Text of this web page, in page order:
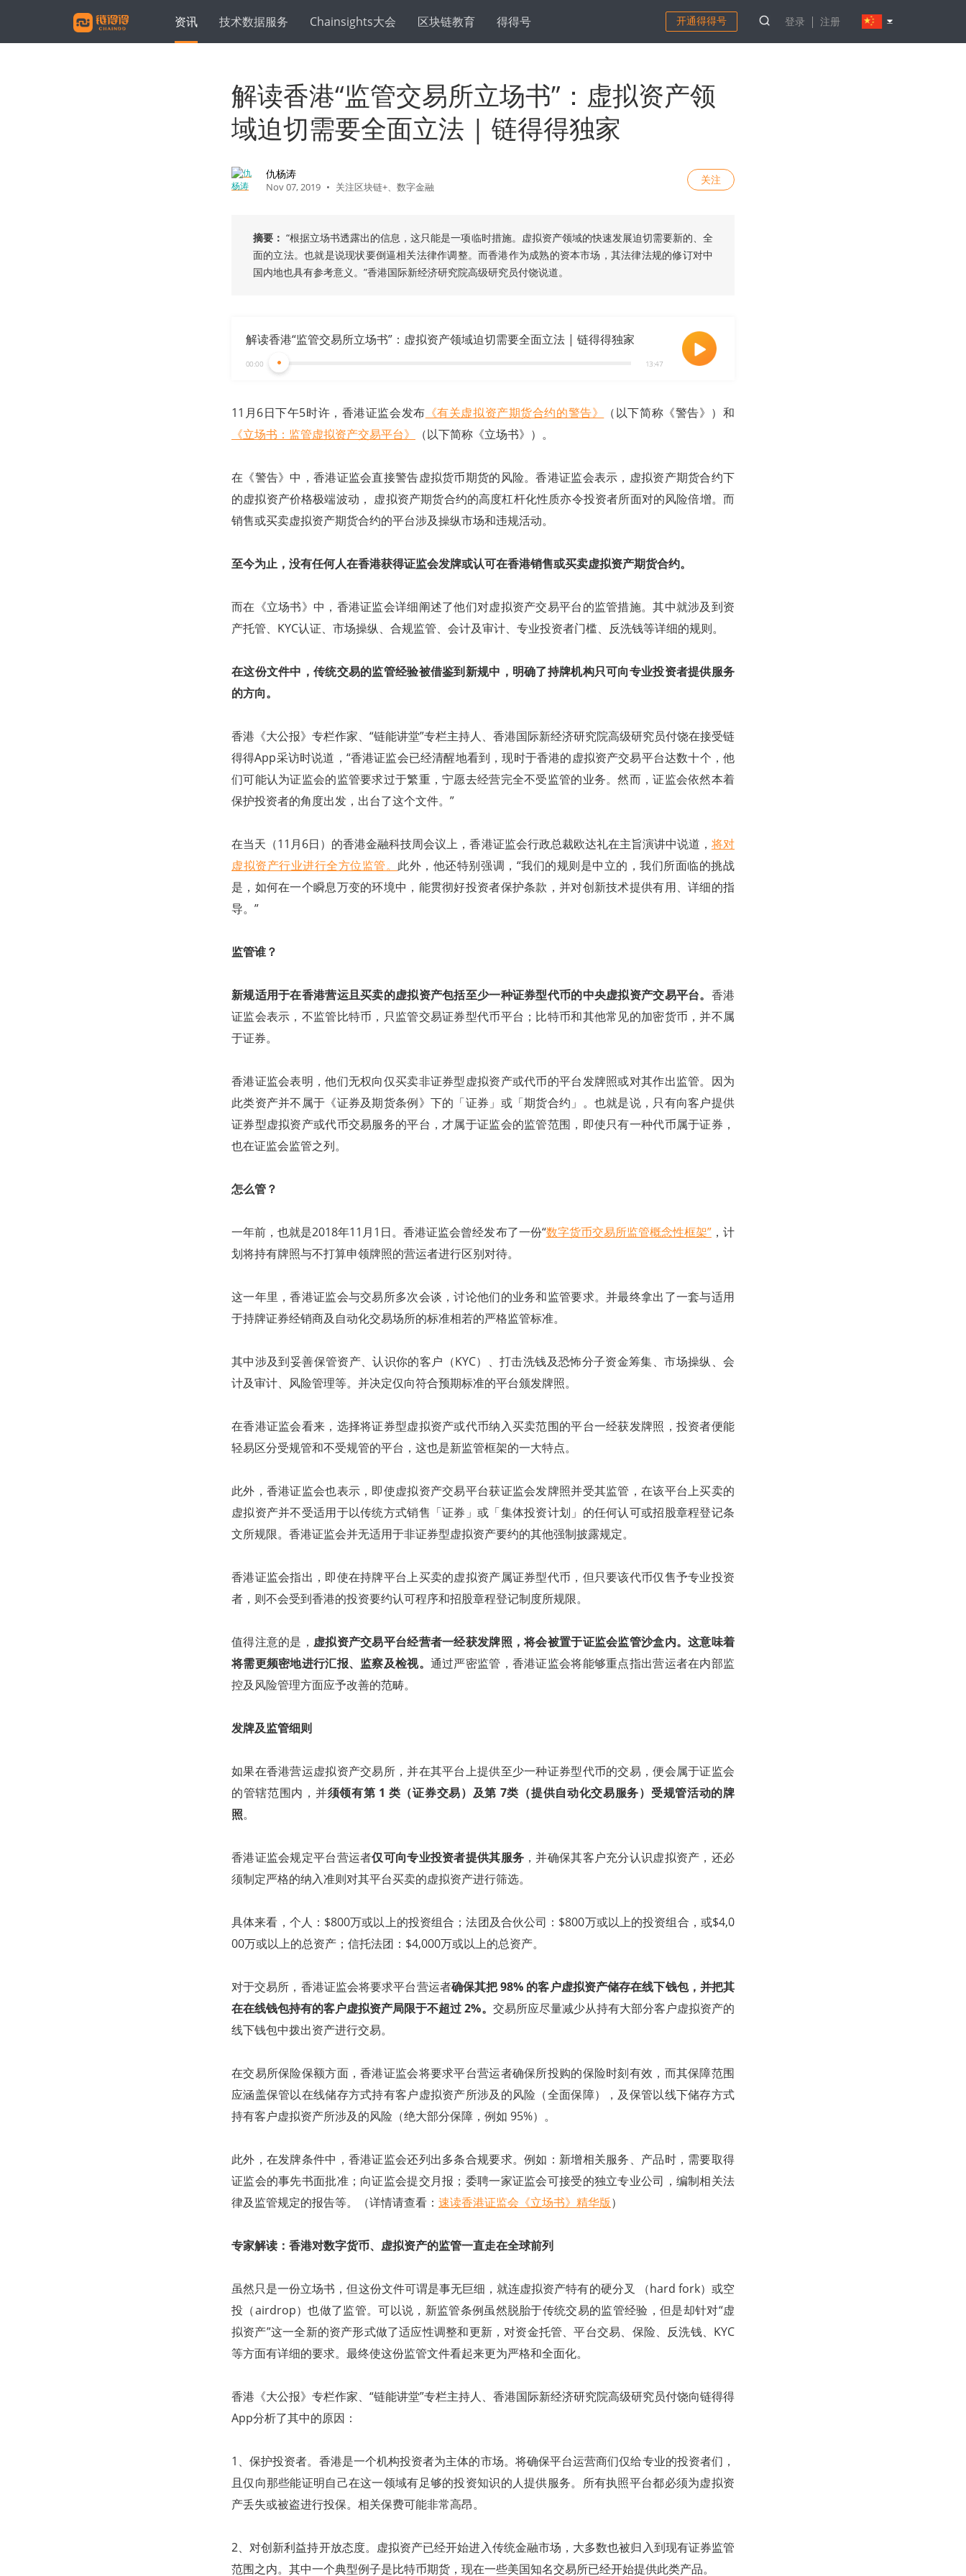
资讯 技术数据服务 Chainsights大会 区块链教育 得得号 开通得得号 登录 注册
解读香港“监管交易所立场书”：虚拟资产领
域迫切需要全面立法 | 链得得独家
仇杨涛
Nov 07, 2019 • 关注区块链+、数字金融
关注
摘要：“根据立场书透露出的信息，这只能是一项临时措施。虚拟资产领域的快速发展迫切需要新的、全
面的立法。也就是说现状要倒逼相关法律作调整。而香港作为成熟的资本市场，其法律法规的修订对中
国内地也具有参考意义。”香港国际新经济研究院高级研究员付饶说道。
解读香港“监管交易所立场书”：虚拟资产领域迫切需要全面立法 | 链得得独家
00:00 13:47
11月6日下午5时许，香港证监会发布 《有关虚拟资产期货合约的警告》
（以下简称《警告》）和
《立场书：监管虚拟资产交易平台》
（以下简称《立场书》）。
在《警告》中，香港证监会直接警告虚拟货币期货的风险。香港证监会表示，虚拟资产期货合约下
的虚拟资产价格极端波动， 虚拟资产期货合约的高度杠杆化性质亦令投资者所面对的风险倍增。而
销售或买卖虚拟资产期货合约的平台涉及操纵市场和违规活动。
至今为止，没有任何人在香港获得证监会发牌或认可在香港销售或买卖虚拟资产期货合约。
而在《立场书》中，香港证监会详细阐述了他们对虚拟资产交易平台的监管措施。其中就涉及到资
产托管、KYC认证、市场操纵、合规监管、会计及审计、专业投资者门槛、反洗钱等详细的规则。
在这份文件中，传统交易的监管经验被借鉴到新规中，明确了持牌机构只可向专业投资者提供服务
的方向。
香港《大公报》专栏作家、“链能讲堂”专栏主持人、香港国际新经济研究院高级研究员付饶在接受链
得得App采访时说道，“香港证监会已经清醒地看到，现时于香港的虚拟资产交易平台达数十个，他
们可能认为证监会的监管要求过于繁重，宁愿去经营完全不受监管的业务。然而，证监会依然本着
保护投资者的角度出发，出台了这个文件。”
在当天（11月6日）的香港金融科技周会议上，香港证监会行政总裁欧达礼在主旨演讲中说道， 将对
虚拟资产行业进行全方位监管。 此外，他还特别强调，“我们的规则是中立的，我们所面临的挑战
是，如何在一个瞬息万变的环境中，能贯彻好投资者保护条款，并对创新技术提供有用、详细的指
导。”
监管谁？
新规适用于在香港营运且买卖的虚拟资产包括至少一种证券型代币的中央虚拟资产交易平台。 香港
证监会表示，不监管比特币，只监管交易证券型代币平台；比特币和其他常见的加密货币，并不属
于证券。
香港证监会表明，他们无权向仅买卖非证券型虚拟资产或代币的平台发牌照或对其作出监管。因为
此类资产并不属于《证券及期货条例》下的「证券」或「期货合约」。也就是说，只有向客户提供
证券型虚拟资产或代币交易服务的平台，才属于证监会的监管范围，即使只有一种代币属于证券，
也在证监会监管之列。
怎么管？
一年前，也就是2018年11月1日。香港证监会曾经发布了一份“数字货币交易所监管概念性框架”，计
划将持有牌照与不打算申领牌照的营运者进行区别对待。
这一年里，香港证监会与交易所多次会谈，讨论他们的业务和监管要求。并最终拿出了一套与适用
于持牌证券经销商及自动化交易场所的标准相若的严格监管标准。
其中涉及到妥善保管资产、认识你的客户（KYC）、打击洗钱及恐怖分子资金筹集、市场操纵、会
计及审计、风险管理等。并决定仅向符合预期标准的平台颁发牌照。
在香港证监会看来，选择将证券型虚拟资产或代币纳入买卖范围的平台一经获发牌照，投资者便能
轻易区分受规管和不受规管的平台，这也是新监管框架的一大特点。
此外，香港证监会也表示，即使虚拟资产交易平台获证监会发牌照并受其监管，在该平台上买卖的
虚拟资产并不受适用于以传统方式销售「证券」或「集体投资计划」的任何认可或招股章程登记条
文所规限。香港证监会并无适用于非证券型虚拟资产要约的其他强制披露规定。
香港证监会指出，即使在持牌平台上买卖的虚拟资产属证券型代币，但只要该代币仅售予专业投资
者，则不会受到香港的投资要约认可程序和招股章程登记制度所规限。
值得注意的是， 虚拟资产交易平台经营者一经获发牌照，将会被置于证监会监管沙盒内。这意味着
将需更频密地进行汇报、监察及检视。 通过严密监管，香港证监会将能够重点指出营运者在内部监
控及风险管理方面应予改善的范畴。
发牌及监管细则
如果在香港营运虚拟资产交易所，并在其平台上提供至少一种证券型代币的交易，便会属于证监会
的管辖范围内，并须领有第 1 类（证券交易）及第 7类（提供自动化交易服务）受规管活动的牌
照。
香港证监会规定平台营运者仅可向专业投资者提供其服务 ，并确保其客户充分认识虚拟资产，还必
须制定严格的纳入准则对其平台买卖的虚拟资产进行筛选。
具体来看，个人：$800万或以上的投资组合；法团及合伙公司：$800万或以上的投资组合，或$4,0
00万或以上的总资产；信托法团：$4,000万或以上的总资产。
对于交易所，香港证监会将要求平台营运者确保其把 98% 的客户虚拟资产储存在线下钱包，并把其
在在线钱包持有的客户虚拟资产局限于不超过 2%。 交易所应尽量减少从持有大部分客户虚拟资产的
线下钱包中拨出资产进行交易。
在交易所保险保额方面，香港证监会将要求平台营运者确保所投购的保险时刻有效，而其保障范围
应涵盖保管以在线储存方式持有客户虚拟资产所涉及的风险（全面保障），及保管以线下储存方式
持有客户虚拟资产所涉及的风险（绝大部分保障，例如 95%）。
此外，在发牌条件中，香港证监会还列出多条合规要求。例如：新增相关服务、产品时，需要取得
证监会的事先书面批准；向证监会提交月报；委聘一家证监会可接受的独立专业公司，编制相关法
律及监管规定的报告等。（详情请查看： 速读香港证监会《立场书》精华版）
专家解读：香港对数字货币、虚拟资产的监管一直走在全球前列
虽然只是一份立场书，但这份文件可谓是事无巨细，就连虚拟资产特有的硬分叉 （hard fork）或空
投（airdrop）也做了监管。可以说，新监管条例虽然脱胎于传统交易的监管经验，但是却针对“虚
拟资产”这一全新的资产形式做了适应性调整和更新，对资金托管、平台交易、保险、反洗钱、KYC
等方面有详细的要求。最终使这份监管文件看起来更为严格和全面化。
香港《大公报》专栏作家、“链能讲堂”专栏主持人、香港国际新经济研究院高级研究员付饶向链得得
App分析了其中的原因：
1、保护投资者。香港是一个机构投资者为主体的市场。将确保平台运营商们仅给专业的投资者们，
且仅向那些能证明自己在这一领域有足够的投资知识的人提供服务。所有执照平台都必须为虚拟资
产丢失或被盗进行投保。相关保费可能非常高昂。
2、对创新利益持开放态度。虚拟资产已经开始进入传统金融市场，大多数也被归入到现有证券监管
范围之内。其中一个典型例子是比特币期货，现在一些美国知名交易所已经开始提供此类产品。